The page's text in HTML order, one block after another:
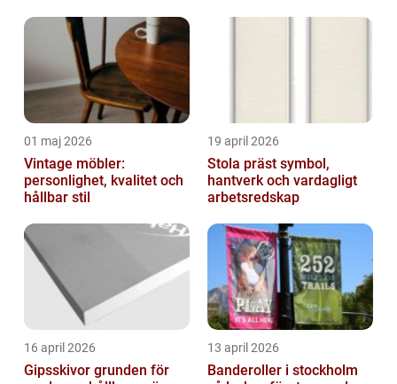
01 maj 2026
Vintage möbler:
personlighet, kvalitet och
hållbar stil
19 april 2026
Stola präst symbol,
hantverk och vardagligt
arbetsredskap
16 april 2026
Gipsskivor grunden för
13 april 2026
Banderoller i stockholm